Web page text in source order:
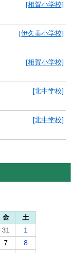
[相賀小学校]
[伊久美小学校]
[相賀小学校]
[北中学校]
[北中学校]
金
土
31
1
7
8